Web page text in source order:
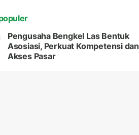
Pengusaha Bengkel Las Bentuk
Asosiasi, Perkuat Kompetensi dan
Akses Pasar